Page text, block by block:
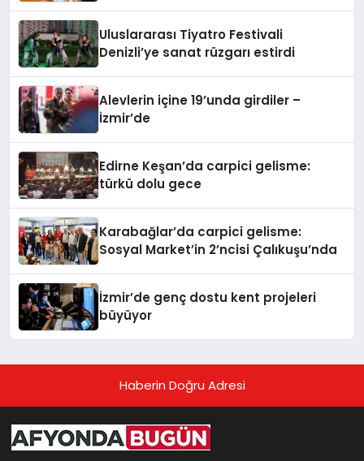
Uluslararası Tiyatro Festivali
Denizli’ye sanat rüzgarı estirdi
Alevlerin içine 19’unda girdiler –
İzmir’de
Edirne Keşan’da carpici gelisme:
türkü dolu gece
Karabağlar’da carpici gelisme:
Sosyal Market’in 2’ncisi Çalıkuşu’nda
İzmir’de genç dostu kent projeleri
büyüyor
Haberin Doğru Adresi